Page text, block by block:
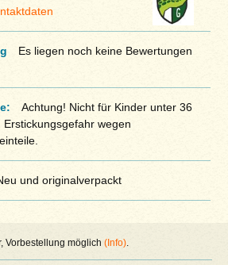
Es liegen noch keine Bewertungen
Achtung! Nicht für Kinder unter 36
wegen
und originalverpackt
Vorbestellung möglich(Info)